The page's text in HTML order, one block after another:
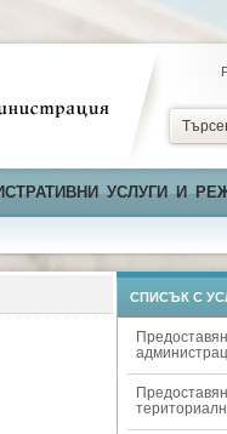
УСЛУГИ И
СПИСЪК С